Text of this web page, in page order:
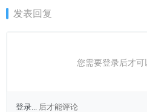
发表回复
您需要登录后才可
登录... 后才能评论